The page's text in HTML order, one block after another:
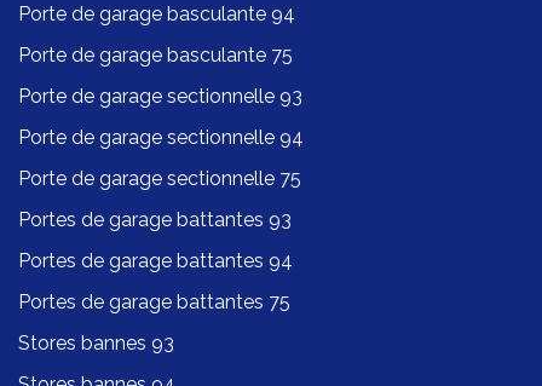
Porte de garage basculante 94
Porte de garage basculante 75
Porte de garage sectionnelle 93
Porte de garage sectionnelle 94
Porte de garage sectionnelle 75
Portes de garage battantes 93
Portes de garage battantes 94
Portes de garage battantes 75
Stores bannes 93